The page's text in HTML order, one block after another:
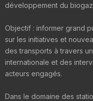
développement du
Objectif : informer grand
sur les initiatives et
des transports à travers
internationale et des
acteurs engagés.
Dans le domaine des